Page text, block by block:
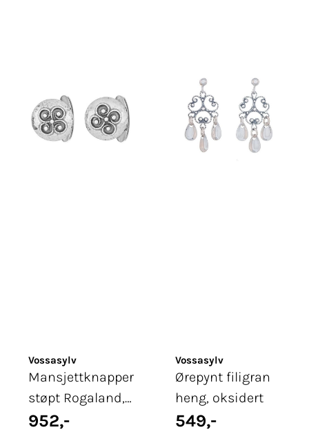
Vossasylv
Mansjettknapper
støpt Rogaland,
oksidert
952,-
Vossasylv
Ørepynt filigran
heng, oksidert
549,-